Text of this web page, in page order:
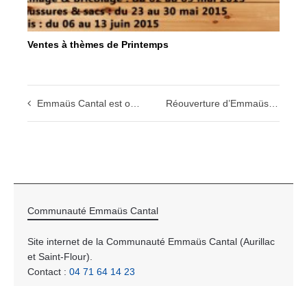
Ventes à thèmes de Printemps
Emmaüs Cantal est ouvert
Communauté Emmaüs Cantal
Site internet de la Communauté Emmaüs Cantal (Aurillac
et Saint-Flour).
Contact : 04 71 64 14 23